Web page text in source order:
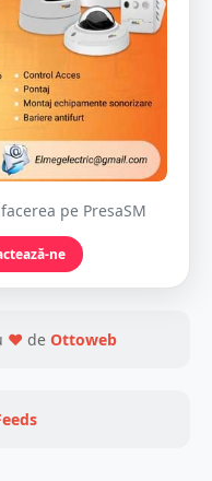
pe PresaSM
ne
❤ de Ottoweb